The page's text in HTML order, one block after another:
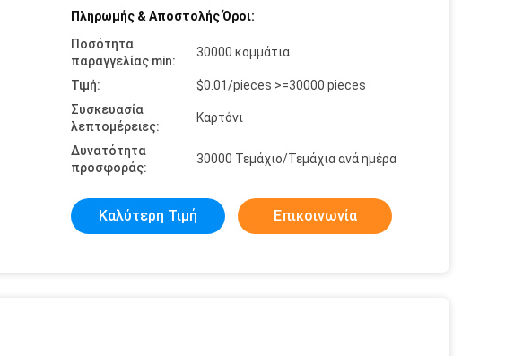
Πληρωμής & Αποστολής Όροι:
Ποσότητα
παραγγελίας min:
30000 κομμάτια
Τιμή:
$0.01/pieces >=30000 pieces
Συσκευασία
λεπτομέρειες:
Καρτόνι
Δυνατότητα
προσφοράς:
30000 Τεμάχιο/Τεμάχια ανά ημέρα
Καλύτερη Τιμή Επικοινωνία